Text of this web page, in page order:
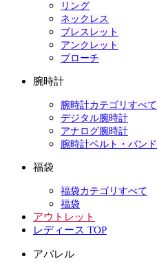
リング
ネックレス
ブレスレット
アンクレット
ブローチ
腕時計
腕時計カテゴリすべて
デジタル腕時計
アナログ腕時計
腕時計ベルト・バンド
福袋
福袋カテゴリすべて
福袋
アウトレット
レディース TOP
アパレル